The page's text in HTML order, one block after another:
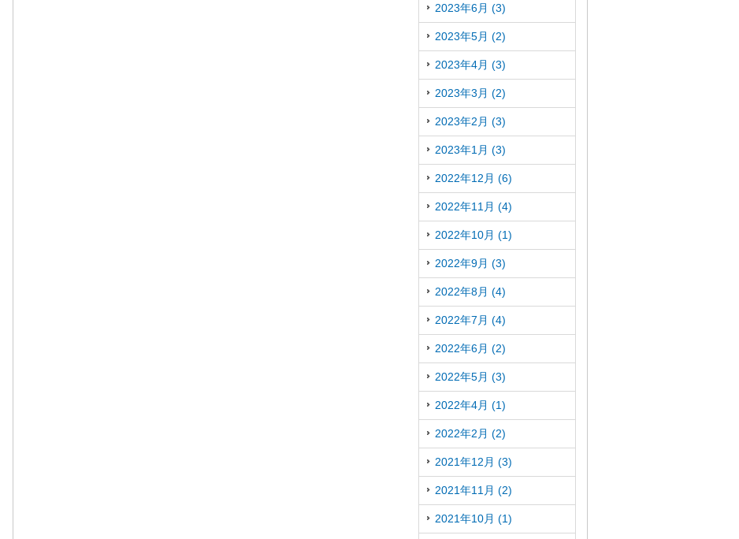
2023年6月 (3)
2023年5月 (2)
2023年4月 (3)
2023年3月 (2)
2023年2月 (3)
2023年1月 (3)
2022年12月 (6)
2022年11月 (4)
2022年10月 (1)
2022年9月 (3)
2022年8月 (4)
2022年7月 (4)
2022年6月 (2)
2022年5月 (3)
2022年4月 (1)
2022年2月 (2)
2021年12月 (3)
2021年11月 (2)
2021年10月 (1)